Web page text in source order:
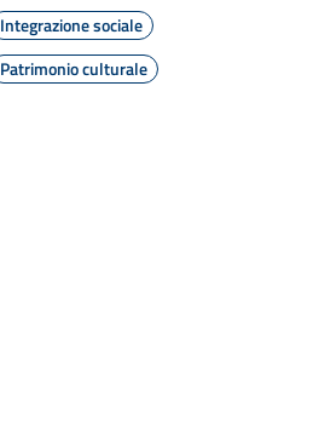
Integrazione sociale
Patrimonio culturale